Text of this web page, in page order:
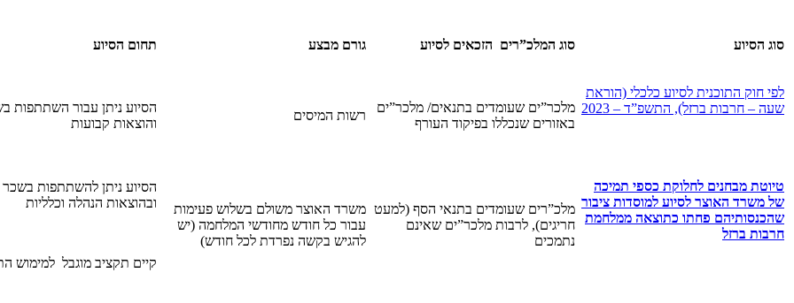
סוג הסיוע סוג המלכ”רים הזכאים לסיוע גורם מבצע תחום הסיוע
לפי חוק התוכנית לסיוע כלכלי (הוראת
שעה – חרבות ברזל), התשפ”ד – 2023
מלכר”ים שעומדים בתנאים/ מלכר”ים
באזורים שנכללו בפיקוד העורף
רשות המיסים
הסיוע ניתן עבור השתתפות
והוצאות קבועות
טיוטת מבחנים לחלוקת כספי תמיכה
של משרד האוצר לסיוע למוסדות ציבור
שהכנסותיהם פחתו כתוצאה ממלחמת
חרבות ברזל
מלכ”רים שעומדים בתנאי הסף (למעט
חריגים), לרבות מלכר”ים שאינם
נתמכים
משרד האוצר משולם בשלוש פעימות
עבור כל חודש מחודשי המלחמה (יש
להגיש בקשה נפרדת לכל חודש)
הסיוע ניתן להשתתפות בשכר
ובהוצאות הנהלה וכלליות
קיים תקציב מוגבל למימוש